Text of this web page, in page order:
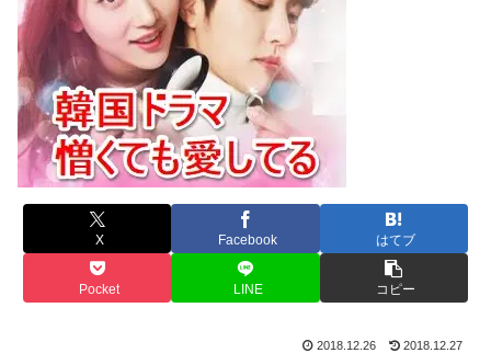
X Facebook はてブ
Pocket LINE コピー
2018.12.26 2018.12.27